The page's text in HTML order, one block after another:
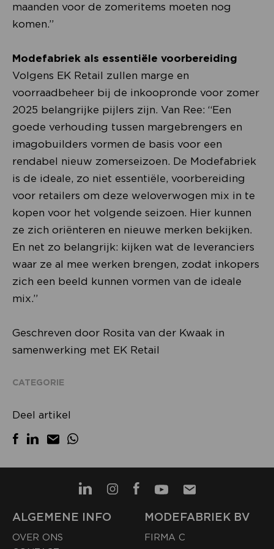
maanden voor de zomeritems moeten nog
komen.”
Modefabriek als essentiële voorbereiding
Volgens EK Retail zullen marge en
voorraadbeheer bij de inkoopronde voor zomer
2025 belangrijke pijlers zijn. Van Ree: “Een
goede verhouding tussen margebrengers en
imagobuilders vormen de basis voor een
rendabel nieuw zomerseizoen. De Modefabriek
is de ideale, zo niet essentiële, voorbereiding
voor retailers om deze weloverwogen mix in te
kopen voor het volgende seizoen. Hier kunnen
ze zich oriënteren en nieuwe merken bekijken.
En net zo belangrijk: kijken wat de leveranciers
waar ze al mee werken brengen, zodat inkopers
zich een beeld kunnen vormen van de ideale
mix.”
Geschreven door Rosita van der Kwaak in
samenwerking met EK Retail
CATEGORIE
Deel artikel
ALGEMENE INFO
OVER ONS
MODEFABRIEK BV
FIRMA C